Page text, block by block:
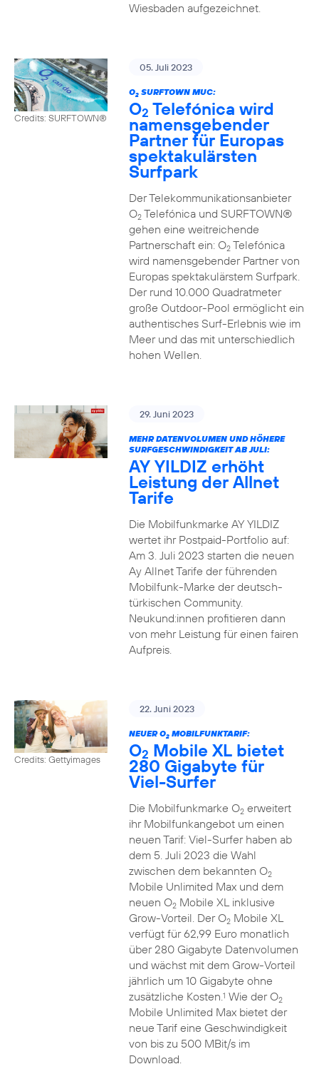
Wiesbaden aufgezeichnet.
Credits: SURFTOWN®
05. Juli 2023
O2SURFTOWN MUC:
O2 Telefónica wird
namensgebender
Partner für Europas
spektakulärsten
Surfpark
Der Telekommunikationsanbieter
O2Telefónica und SURFTOWN®
gehen eine weitreichende
Partnerschaft ein: O2Telefónica
wird namensgebender Partner von
Europas spektakulärstem Surfpark.
Der rund 10.000 Quadratmeter
große Outdoor-Pool ermöglicht ein
authentisches Surf-Erlebnis wie im
Meer und das mit unterschiedlich
hohen Wellen.
29. Juni 2023
MEHR DATENVOLUMEN UND HÖHERE
SURFGESCHWINDIGKEIT AB JULI:
AY YILDIZ erhöht
Leistung der Allnet
Tarife
Die Mobilfunkmarke AY YILDIZ
wertet ihr Postpaid-Portfolio auf:
Am 3. Juli 2023 starten die neuen
Ay Allnet Tarife der führenden
Mobilfunk-Marke der deutsch-
türkischen Community.
Neukund:innen profitieren dann
von mehr Leistung für einen fairen
Aufpreis.
Credits: Gettyimages
22. Juni 2023
NEUER O2MOBILFUNKTARIF:
O2 Mobile XL bietet
280 Gigabyte für
Viel-Surfer
Die Mobilfunkmarke O2erweitert
ihr Mobilfunkangebot um einen
neuen Tarif: Viel-Surfer haben ab
dem 5. Juli 2023 die Wahl
zwischen dem bekannten O2
Mobile Unlimited Max und dem
neuen O2Mobile XL inklusive
Grow-Vorteil. Der O2Mobile XL
verfügt für 62,99 Euro monatlich
über 280 Gigabyte Datenvolumen
und wächst mit dem Grow-Vorteil
jährlich um 10 Gigabyte ohne
zusätzliche Kosten.1 Wie der O2
Mobile Unlimited Max bietet der
neue Tarif eine Geschwindigkeit
von bis zu 500 MBit/s im
Download.